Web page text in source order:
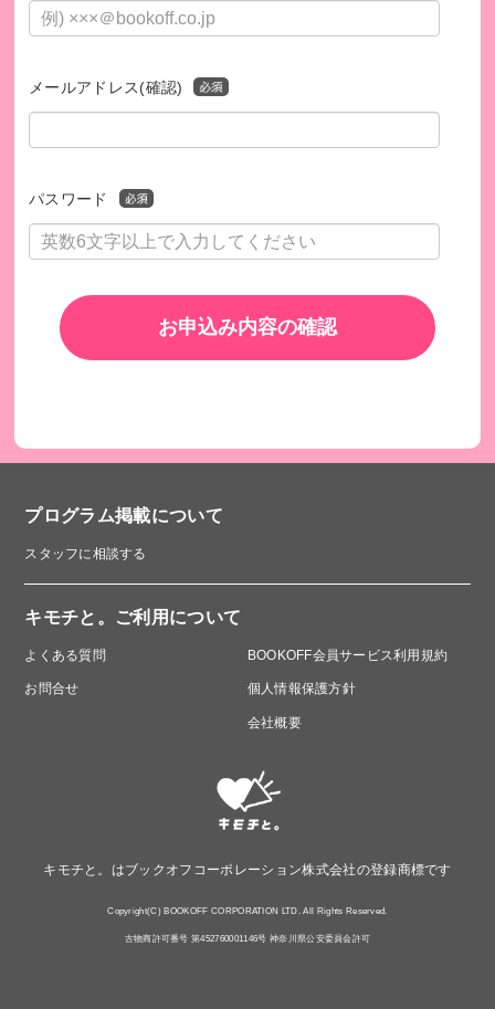
メールアドレス(確認)
パスワード
お申込み内容の確認
プログラム掲載について
スタッフに相談する
キモチと。ご利用について
よくある質問
お問合せ
BOOKOFF会員サービス利用規約
個人情報保護方針
会社概要
キモチと。はブックオフコーポレーション株式会社の登録商標です
Copyright(C) BOOKOFF CORPORATION LTD. All Rights Reserved.
古物商許可番号 第452760001146号 神奈川県公安委員会許可